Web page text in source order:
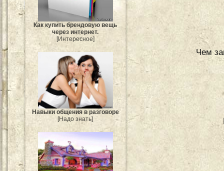
Как купить брендовую вещь
через интернет.
[Интересное]
Навыки общения в разговоре
[Надо знать]
Чем